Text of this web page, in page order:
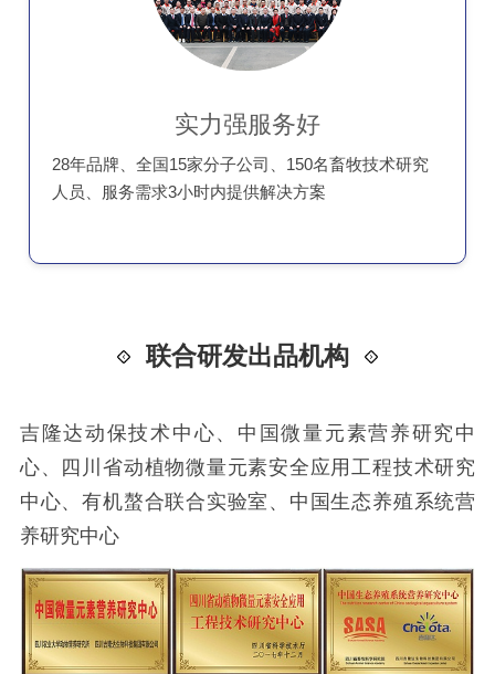
实力强服务好
28年品牌、全国15家分子公司、150名畜牧技术研究
人员、服务需求3小时内提供解决方案
联合研发出品机构
吉隆达动保技术中心、中国微量元素营养研究中
心、四川省动植物微量元素安全应用工程技术研究
中心、有机螯合联合实验室、中国生态养殖系统营
养研究中心